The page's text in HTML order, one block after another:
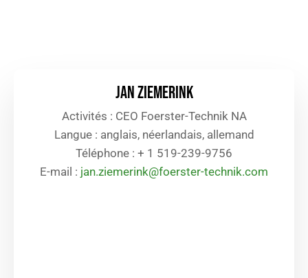
Jan Ziemerink
Activités : CEO Foerster-Technik NA
Langue : anglais, néerlandais, allemand
Téléphone : + 1 519-239-9756
E-mail : jan.ziemerink@foerster-technik.com